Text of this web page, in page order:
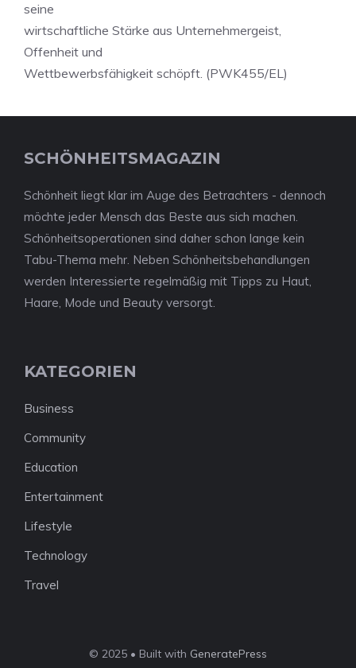
seine
wirtschaftliche Stärke aus Unternehmergeist,
Offenheit und
Wettbewerbsfähigkeit schöpft. (PWK455/EL)
SCHÖNHEITSMAGAZIN
Schönheit liegt klar im Auge des Betrachters - dennoch
möchte jeder Mensch das Beste aus sich machen.
Schönheitsoperationen sind daher schon lange kein
Tabu-Thema mehr. Neben Schönheitsbehandlungen
werden Interessierte regelmäßig mit Tipps zu Haut,
Haare, Mode und Beauty versorgt.
KATEGORIEN
Business
Community
Education
Entertainment
Lifestyle
Technology
Travel
© 2025 • Built with GeneratePress